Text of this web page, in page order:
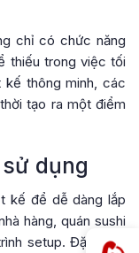
chỉ có chức năng
thiếu trong việc tối
kế thông minh, các
tạo ra một điểm
dụng
kế để dễ dàng lắp
hàng, quán sushi
setup. Đặc biệt,